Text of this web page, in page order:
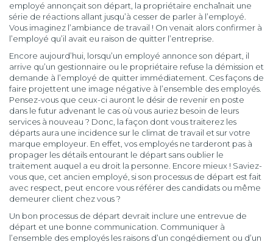
employé annonçait son départ, la propriétaire enchaînait une
série de réactions allant jusqu’à cesser de parler à l’employé.
Vous imaginez l’ambiance de travail ! On venait alors confirmer à
l’employé qu’il avait eu raison de quitter l’entreprise.
Encore aujourd’hui, lorsqu’un employé annonce son départ, il
arrive qu’un gestionnaire ou le propriétaire refuse la démission et
demande à l’employé de quitter immédiatement. Ces façons de
faire projettent une image négative à l’ensemble des employés.
Pensez-vous que ceux-ci auront le désir de revenir en poste
dans le futur advenant le cas où vous auriez besoin de leurs
services à nouveau ? Donc, la façon dont vous traiterez les
départs aura une incidence sur le climat de travail et sur votre
marque employeur. En effet, vos employés ne tarderont pas à
propager les détails entourant le départ sans oublier le
traitement auquel a eu droit la personne. Encore mieux ! Saviez-
vous que, cet ancien employé, si son processus de départ est fait
avec respect, peut encore vous référer des candidats ou même
demeurer client chez vous ?
Un bon processus de départ devrait inclure une entrevue de
départ et une bonne communication. Communiquer à
l’ensemble des employés les raisons d’un congédiement ou d’un